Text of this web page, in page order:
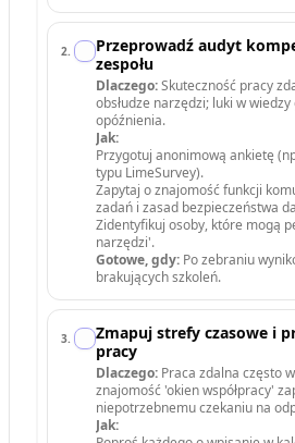
2.
Przeprowadź audyt
zespołu
Dlaczego:Skuteczność pracy
obsłudze narzędzi; luki w
opóźnienia.
Jak:
Przygotuj anonimową ankietę
typu LimeSurvey).
Zapytaj o znajomość funkcji
zadań i zasad bezpieczeństwa
Zidentyfikuj osoby, które mogą
narzędzi'.
Gotowe, gdy: Po zebraniu
brakujących szkoleń.
3.
Zmapuj strefy czasowe i
pracy
Dlaczego: Praca zdalna często
znajomość 'okien współpracy'
niepotrzebnemu czekaniu na
Jak: